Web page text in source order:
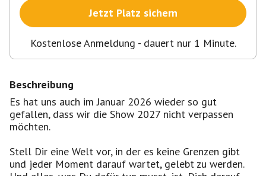
Jetzt Platz sichern
Kostenlose Anmeldung - dauert nur 1 Minute.
Beschreibung
Es hat uns auch im Januar 2026 wieder so gut
gefallen, dass wir die Show 2027 nicht verpassen
möchten.
Stell Dir eine Welt vor, in der es keine Grenzen gibt
und jeder Moment darauf wartet, gelebt zu werden.